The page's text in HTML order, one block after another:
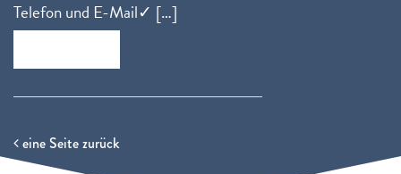
Telefon und E-Mail✓ […]
eine Seite zurück